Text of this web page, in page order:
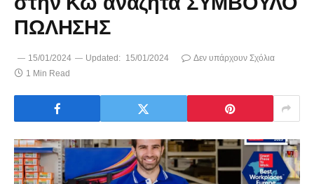
ΠΩΛΗΣΗΣ
15/01/2024 Updated: 15/01/2024
Δεν υπάρχουν Σχόλια
1 Min Read